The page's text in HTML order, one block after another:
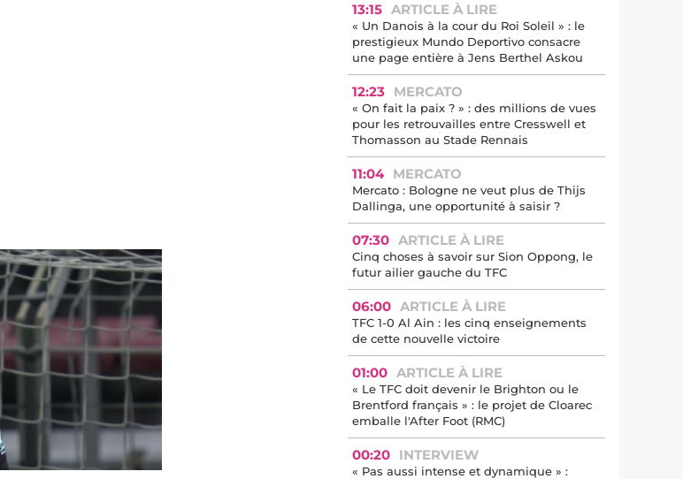
13:15 ARTICLE À LIRE
« Un Danois à la cour du Roi Soleil » : le
prestigieux Mundo Deportivo consacre
une page entière à Jens Berthel Askou
12:23 MERCATO
« On fait la paix ? » : des millions de vues
pour les retrouvailles entre Cresswell et
Thomasson au Stade Rennais
11:04 MERCATO
Mercato : Bologne ne veut plus de Thijs
Dallinga, une opportunité à saisir ?
07:30 ARTICLE À LIRE
Cinq choses à savoir sur Sion Oppong, le
futur ailier gauche du TFC
06:00 ARTICLE À LIRE
TFC 1-0 Al Ain : les cinq enseignements
de cette nouvelle victoire
01:00 ARTICLE À LIRE
« Le TFC doit devenir le Brighton ou le
Brentford français » : le projet de Cloarec
emballe l'After Foot (RMC)
00:20 INTERVIEW
« Pas aussi intense et dynamique » :